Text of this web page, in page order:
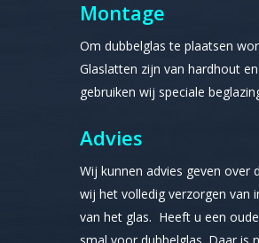
Montage
Om dubbelglas te plaatsen
Glaslatten zijn van hardhout
gebruiken wij speciale
Advies
Wij kunnen advies geven
wij het volledig verzorgen van
van het glas. Heeft u een